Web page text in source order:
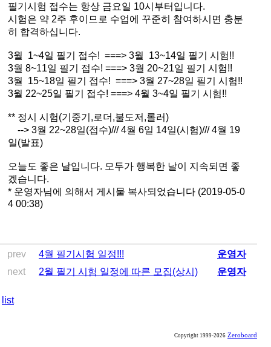
필기시험 접수는 항상 금요일 10시부터입니다.
시험은 약 2주 후이므로 수업에 꾸준히 참여하시면 충분
히 합격하십니다.
3월 1~4일 필기 접수! ===> 3월 13~14일 필기 시험!!
3월 8~11일 필기 접수! ===> 3월 20~21일 필기 시험!!
3월 15~18일 필기 접수! ===> 3월 27~28일 필기 시험!!
3월 22~25일 필기 접수! ===> 4월 3~4일 필기 시험!!
** 정시 시험(기중기,로더,불도저,롤러)
--> 3월 22~28일(접수)/// 4월 6일 14일(시험)/// 4월 19
일(발표)
오늘도 좋은 날입니다. 모두가 행복한 날이 지속되면 좋
겠습니다.
* 운영자님에 의해서 게시물 복사되었습니다 (2019-05-0
4 00:38)
prev 4월 필기시험 일정!!!
운영자
next
2월 필기 시험 일정에 따른 모집(상시) 운영자
list
Copyright 1999-2026 Zeroboard